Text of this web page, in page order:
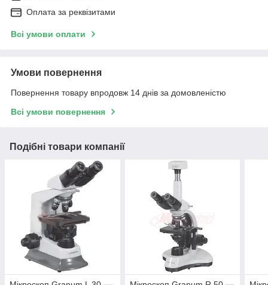
Оплата за реквізитами
Всі умови оплати
Умови повернення
Повернення товару впродовж 14 днів за домовленістю
Всі умови повернення
Подібні товари компанії